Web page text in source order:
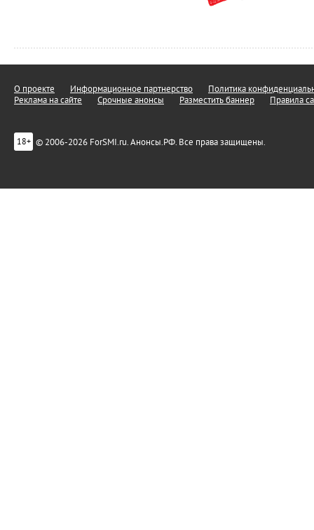
О проекте Информационное партнерство
Политика
Реклама на сайте
Срочные анонсы Разместить баннер Правила
18+ © 2006-2026 ForSMI.ru. Анонсы.РФ. Все права защищены.